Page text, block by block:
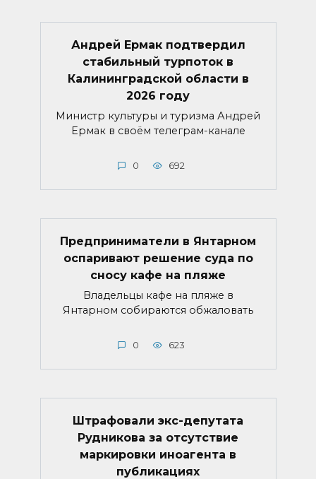
Андрей Ермак подтвердил
стабильный турпоток в
Калининградской области в
2026 году
Министр культуры и туризма Андрей
Ермак в своём телеграм-канале
0 692
Предприниматели в Янтарном
оспаривают решение суда по
сносу кафе на пляже
Владельцы кафе на пляже в
Янтарном собираются обжаловать
0 623
Штрафовали экс-депутата
Рудникова за отсутствие
маркировки иноагента в
публикациях